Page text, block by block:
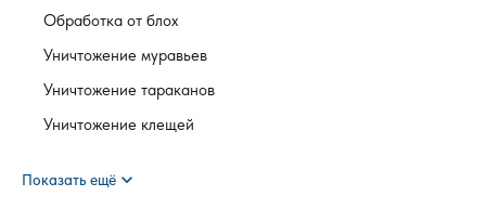
Обработка от блох
Уничтожение муравьев
Уничтожение тараканов
Уничтожение клещей
Показать ещё expand_more